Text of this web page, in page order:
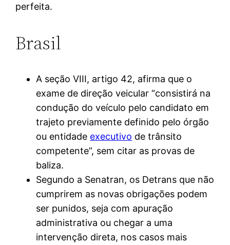
perfeita.
Brasil
A seção VIII, artigo 42, afirma que o
exame de direção veicular “consistirá na
condução do veículo pelo candidato em
trajeto previamente definido pelo órgão
ou entidade executivo de trânsito
competente”, sem citar as provas de
baliza.
Segundo a Senatran, os Detrans que não
cumprirem as novas obrigações podem
ser punidos, seja com apuração
administrativa ou chegar a uma
intervenção direta, nos casos mais